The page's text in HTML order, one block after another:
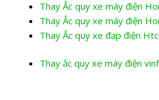
Thay Ắc quy xe máy điện
Thay Ắc quy xe máy điện
Thay Ắc quy xe đạp điện
Thay ắc quy xe máy điện